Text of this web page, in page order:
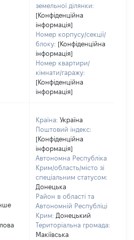
земельної ділянки:
[Конфіденційна
інформація]
Номер корпусу/секції/
блоку: [Конфіденційна
інформація]
Номер квартири/
кімнати/гаражу:
[Конфіденційна
інформація]
Країна: Україна
Поштовий індекс:
[Конфіденційна
інформація]
Автономна Республіка
Крим/область/місто зі
спеціальним статусом:
Донецька
Район в області та
Автономній Республіці
Крим: Донецький
Територіальна громада:
Макіївська